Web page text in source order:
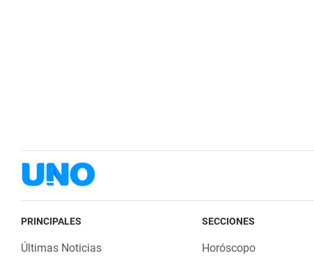
PRINCIPALES
Últimas Noticias
SECCIONES
Horóscopo